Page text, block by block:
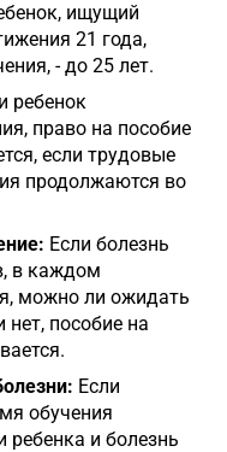
ищущий
21 года,
- до 25 лет.
ребенок
право на пособие
если трудовые
продолжаются во
Если болезнь
в каждом
можно ли ожидать
пособие на
Если
обучения
ребенка и болезнь